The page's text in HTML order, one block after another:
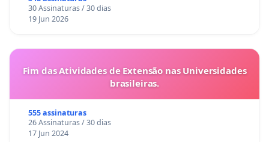
30 Assinaturas / 30 dias
19 Jun 2026
Fim das Atividades de Extensão nas Universidades
brasileiras.
555 assinaturas
26 Assinaturas / 30 dias
17 Jun 2024